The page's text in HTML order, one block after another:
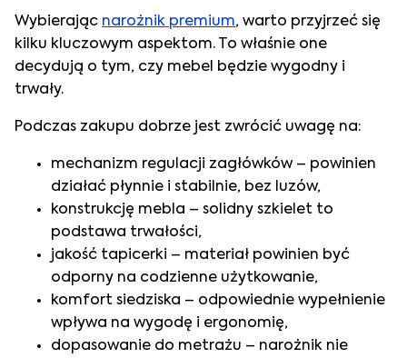
Wybierając narożnik premium, warto przyjrzeć się
kilku kluczowym aspektom. To właśnie one
decydują o tym, czy mebel będzie wygodny i
trwały.
Podczas zakupu dobrze jest zwrócić uwagę na:
mechanizm regulacji zagłówków – powinien
działać płynnie i stabilnie, bez luzów,
konstrukcję mebla – solidny szkielet to
podstawa trwałości,
jakość tapicerki – materiał powinien być
odporny na codzienne użytkowanie,
komfort siedziska – odpowiednie wypełnienie
wpływa na wygodę i ergonomię,
dopasowanie do metrażu – narożnik nie